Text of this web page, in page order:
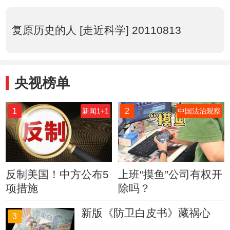
复原历史的人 [走近科学] 20110813
央视榜单
1 新闻1+1
反制美国！中方公布5
项措施
2 中国法治观察
上班“摸鱼”公司有权开
除吗？
3 新版《防卫白皮书》藏祸心